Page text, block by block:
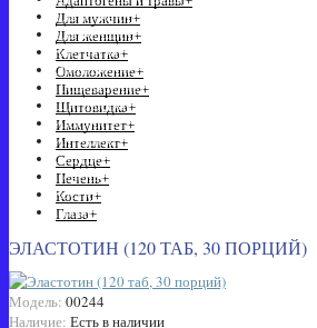
Для мужчин+
Для женщин+
Клетчатка+
Омоложение+
Пищеварение+
Щитовидка+
Иммунитет+
Интеллект+
Сердце+
Печень+
Кости+
Глаза+
ЭЛАСТОТИН (120 ТАБ, 30 ПОРЦИЙ)
Модель: 00244
Наличие: Есть в наличии